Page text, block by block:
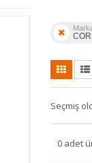
Seçmiş
0 adet